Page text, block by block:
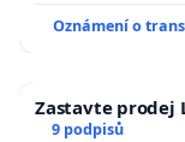
Oznámení o
Zastavte prodej
9 podpisů